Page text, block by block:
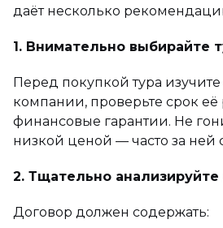
даёт несколько
1. Внимательно выбирайте
Перед покупкой тура
компании, проверьте срок
финансовые гарантии. Не
низкой ценой — часто за ней
2. Тщательно
Договор должен содержать: